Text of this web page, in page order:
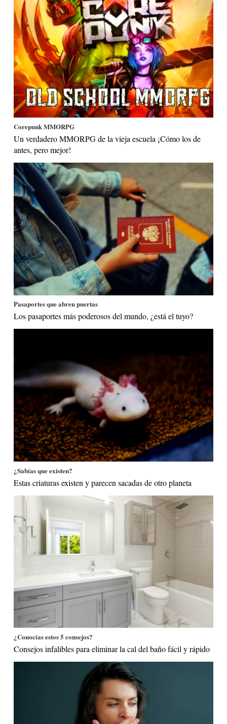
Corepunk MMORPG
Un verdadero MMORPG de la vieja escuela ¡Cómo los de
antes, pero mejor!
Pasaportes que abren puertas
Los pasaportes más poderosos del mundo, ¿está el tuyo?
¿Sabías que existen?
Estas criaturas existen y parecen sacadas de otro planeta
¿Conocías estos 5 consejos?
Consejos infalibles para eliminar la cal del baño fácil y rápido